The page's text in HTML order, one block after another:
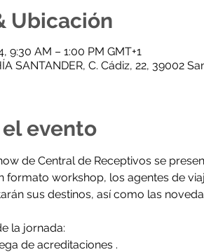
Ubicación
9:30 AM – 1:00 PM GMT+1
SANTANDER, C. Cádiz, 22, 39002
evento
de Central de Receptivos se
formato workshop, los agentes de
sus destinos, así como las
la jornada:
de acreditaciones .